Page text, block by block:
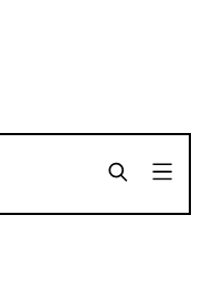
SHARE
SHARE